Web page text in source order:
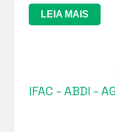
LEIA MAIS
IFAC - ABDI -